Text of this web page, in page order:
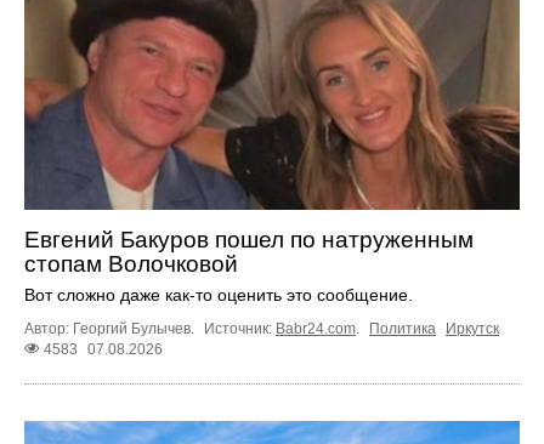
Евгений Бакуров пошел по натруженным
стопам Волочковой
Вот сложно даже как-то оценить это сообщение.
Автор: Георгий Булычев. Источник: Babr24.com. Политика
Иркутск
4583
07.08.2026